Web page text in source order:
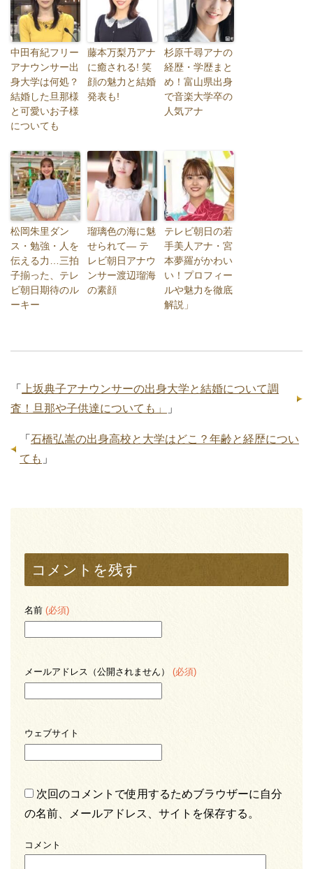
中田有紀フリー
アナウンサー出
身大学は何処？
結婚した旦那様
と可愛いお子様
についても
藤本万梨乃アナ
に癒される! 笑
顔の魅力と結婚
発表も!
杉原千尋アナの
経歴・学歴まと
め！富山県出身
で音楽大学卒の
人気アナ
松岡朱里ダン
ス・勉強・人を
伝える力…三拍
子揃った、テレ
ビ朝日期待のル
ーキー
瑠璃色の海に魅
せられて― テ
レビ朝日アナウ
ンサー渡辺瑠海
の素顔
テレビ朝日の若
手美人アナ・宮
本夢羅がかわい
い！プロフィー
ルや魅力を徹底
解説」
「
上坂典子アナウンサーの出身大学と結婚について調
査！旦那や子供達についても」
」
「 石橋弘嵩の出身高校と大学はどこ？年齢と経歴につい
ても 」
コメントを残す
名前 (必須)
メールアドレス（公開されません） (必須)
ウェブサイト
次回のコメントで使用するためブラウザーに自分
の名前、メールアドレス、サイトを保存する。
コメント